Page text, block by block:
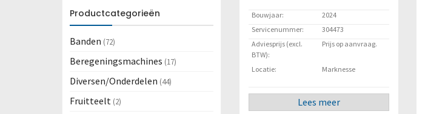
Bouwjaar:
2024
Servicenummer:
304473
Adviesprijs (excl.
BTW):
Prijs op aanvraag.
Locatie: Marknesse
Lees meer
Productcategorieën
Banden (72)
Beregeningsmachines (17)
Diversen/Onderdelen (44)
Fruitteelt (2)